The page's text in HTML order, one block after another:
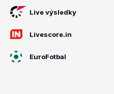
Live výsledky
Livescore.in
EuroFotbal